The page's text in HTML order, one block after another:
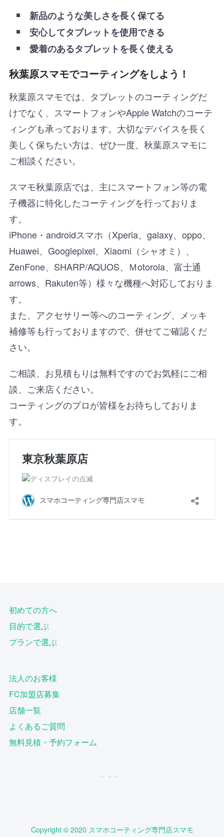
新品のような美しさを長く保てる
安心してタブレットを使用できる
愛着のあるタブレットを長く使える
秋葉原スマモでコーティングをしよう！
秋葉原スマモでは、タブレットのコーティングだ
けでなく、スマートフォンやApple Watchのコーテ
ィングも承っております。大切なデバイスを長く
美しく保ちたい方は、ぜひ一度、秋葉原スマモに
ご相談ください。
スマモ秋葉原店では、主にスマートフォン等の電
子機器に特化したコーティングを行っておりま
す。
iPhone・androidスマホ（Xperia、galaxy、oppo、
Huawei、Googlepixel、Xiaomi（シャオミ）、
ZenFone、SHARP/AQUOS、Ｍotorola、富士通
arrows、Rakuten等）様々な機種へ対応しておりま
す。
また、アクセサリー等へのコーティング、メッキ
補修等も行っておりますので、併せてご確認くだ
さい。
ご相談、お見積もりは無料ですのでお気軽にご相
談、ご来店ください。
コーティングのプロが皆様をお待ちしておりま
す。
初めての方へ
目的で選ぶ
プランで選ぶ
法人のお客様
FC加盟店募集
店舗一覧
よくあるご質問
無料見積・予約フォーム
Copyright © 2020 スマホコーティング専門店スマモ